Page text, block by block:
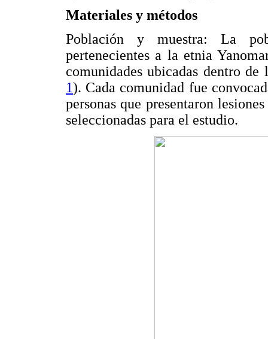
Materiales y métodos
Población y muestra: La
pertenecientes a la etnia
comunidades ubicadas dentro
1). Cada comunidad fue
personas que presentaron
seleccionadas para el estudio.